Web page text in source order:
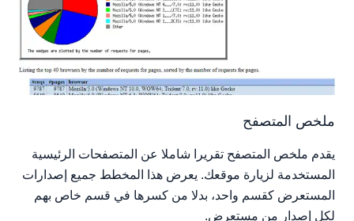
ملخص المتصفح
يقدم ملخص المتصفح تقريرا شاملا عن المتصفحات الرئيسية
المستخدمة لزيارة موقعك. يعرض هذا المخطط جميع إصدارات
المستعرض كقسم واحد، بدلا من كسرها في قسم خاص بهم
لكل إصدار من مستعرض.